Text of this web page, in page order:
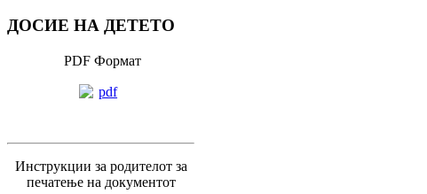
ДОСИЕ НА ДЕТЕТО
PDF Формат
Инструкции за родителот за
печатење на документот